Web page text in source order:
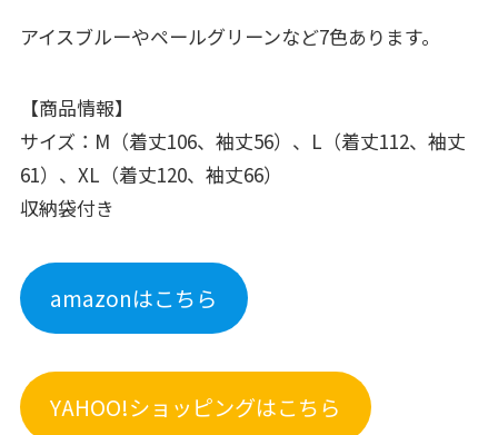
アイスブルーやペールグリーンなど7色あります。
【商品情報】
サイズ：M（着丈106、袖丈56）、L（着丈112、袖丈
61）、XL（着丈120、袖丈66）
収納袋付き
amazonはこちら
YAHOO!ショッピングはこちら